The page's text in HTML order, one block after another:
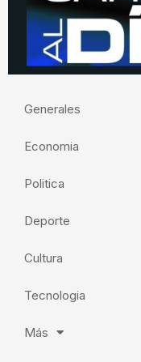
Generales
Economia
Politica
Deporte
Cultura
Tecnologia
Más